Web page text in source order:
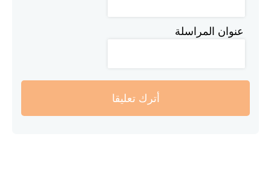
عنوان المراسلة
أترك تعليقا